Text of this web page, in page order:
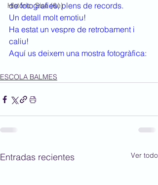
Històric: Sisè (6è)
de fotografies, plens de records.
Un detall molt emotiu!
Ha estat un vespre de retrobament i
caliu!
Aquí us deixem una mostra fotogràfica:
ESCOLA BALMES
Entradas recientes Ver todo